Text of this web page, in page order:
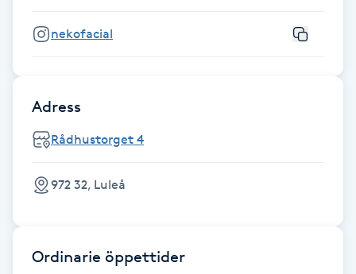
Fransk manikyr
Fransrengöring
Frekvensterapi
Friskvård
Friskvårdsmassage
nekofacial
Adress
Rådhustorget 4
972 32, Luleå
Ordinarie öppettider